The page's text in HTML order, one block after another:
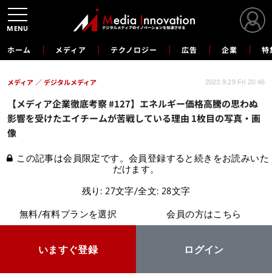
ホーム メディア テクノロジー 広告 企業 特
【メディア企業徹底考察 #127】エネルギー価格高騰の思わぬ
影響を受けたエイチームが苦戦している理由 1枚目の写真・画
像
メディア デジタルメディア 2023.9.29 Fri 20:46
この記事は会員限定です。会員登録すると続きをお読みいた
だけます。
残り: 27文字/全文: 28文字
無料/有料プランを選択
いますぐ登録
会員の方はこちら
ログイン
MENU